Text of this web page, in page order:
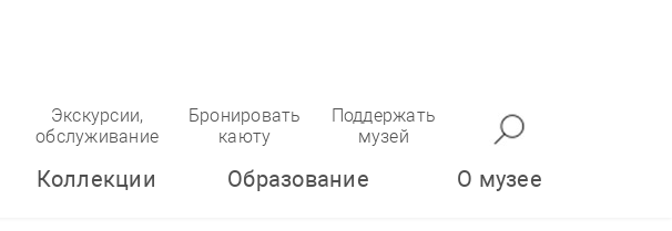
Экскурсии,
обслуживание
Бронировать
каюту
Поддержать
музей
Коллекции Образование О музее